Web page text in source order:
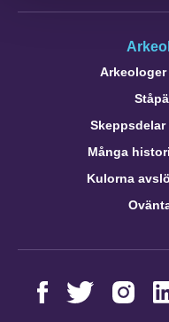
Många
Kulorna